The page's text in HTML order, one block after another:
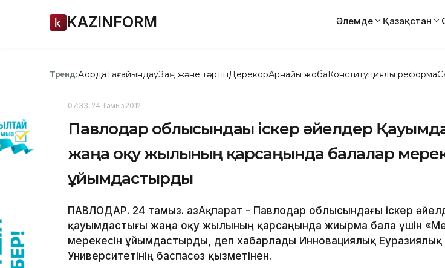
KAZINFORM Әлемде Қазақстан
Тренд:АқордаТағайындауЗаң және тәртіпДерекқорАрнайы жобаКонституциялық реформа
07:33, 24 Тамыз 2012
Павлодар облысындағы іскер әйелдер
жаңа оқу жылының қарсаңында балалар
ұйымдастырды
ПАВЛОДАР. 24 тамыз. ҚазАқпарат - Павлодар облысындағы іскер
қауымдастығы жаңа оқу жылының қарсаңында жиырма бала үшін
мерекесін ұйымдастырды, деп хабарлады Инновациялық Еуразиялық
Университетінің баспасөз қызметінен.